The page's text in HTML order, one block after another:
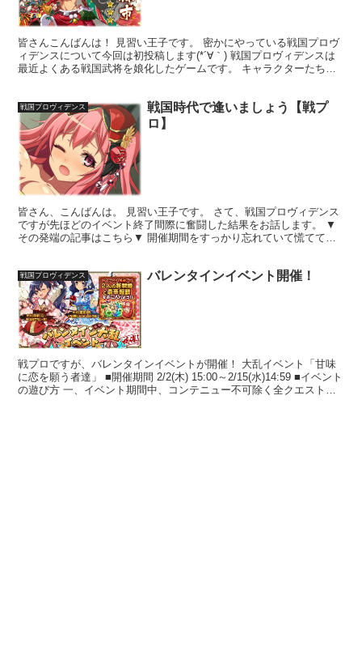
皆さんこんばんは！ 見習い王子です。 密かにやっている戦国プロヴ
ィデンスについて今回は初投稿します(*´∀｀) 戦国プロヴィデンスは
最近よくある戦国武将を娘化したゲームです。 キャラクターたちは
戦国プロヴィデンス
戦国時代で逢いましょう【戦プ
ロ】
皆さん、こんばんは。 見習い王子です。 さて、戦国プロヴィデンス
ですが先ほどのイベント終了間際に奮闘した結果をお話します。 ▼
その発端の記事はこちら▼ 開催期間をすっかり忘れていて慌ててイ
戦国プロヴィデンス バレンタインイベント開催！
戦プロですが、バレンタインイベントが開催！ 大乱イベント「甘味
に恋を願う者達」 ■開催期間 2/2(木) 15:00～2/15(水)14:59 ■イベント
の遊び方 一、イベント期間中、コンテニュー不可除く全クエスト